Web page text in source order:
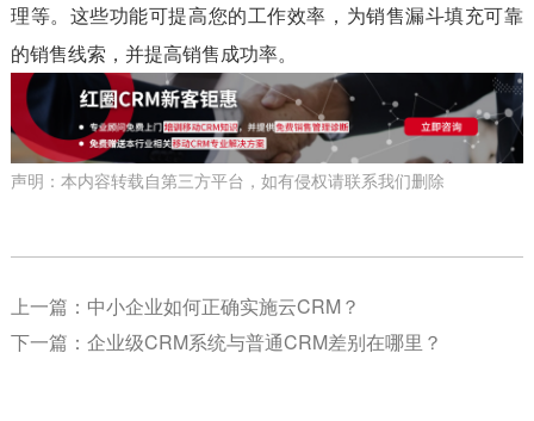
理等。这些功能可提高您的工作效率，为销售漏斗填充可靠
的销售线索，并提高销售成功率。
声明：本内容转载自第三方平台，如有侵权请联系我们删除
上一篇： 中小企业如何正确实施云CRM？
下一篇： 企业级CRM系统与普通CRM差别在哪里？